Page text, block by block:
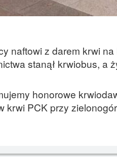
naftowi z darem krwi
stanął krwiobus, a
honorowe
krwi PCK przy